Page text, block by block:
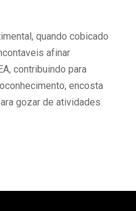
quando cobicado
afinar
contribuindo para
encosta
gozar de atividades